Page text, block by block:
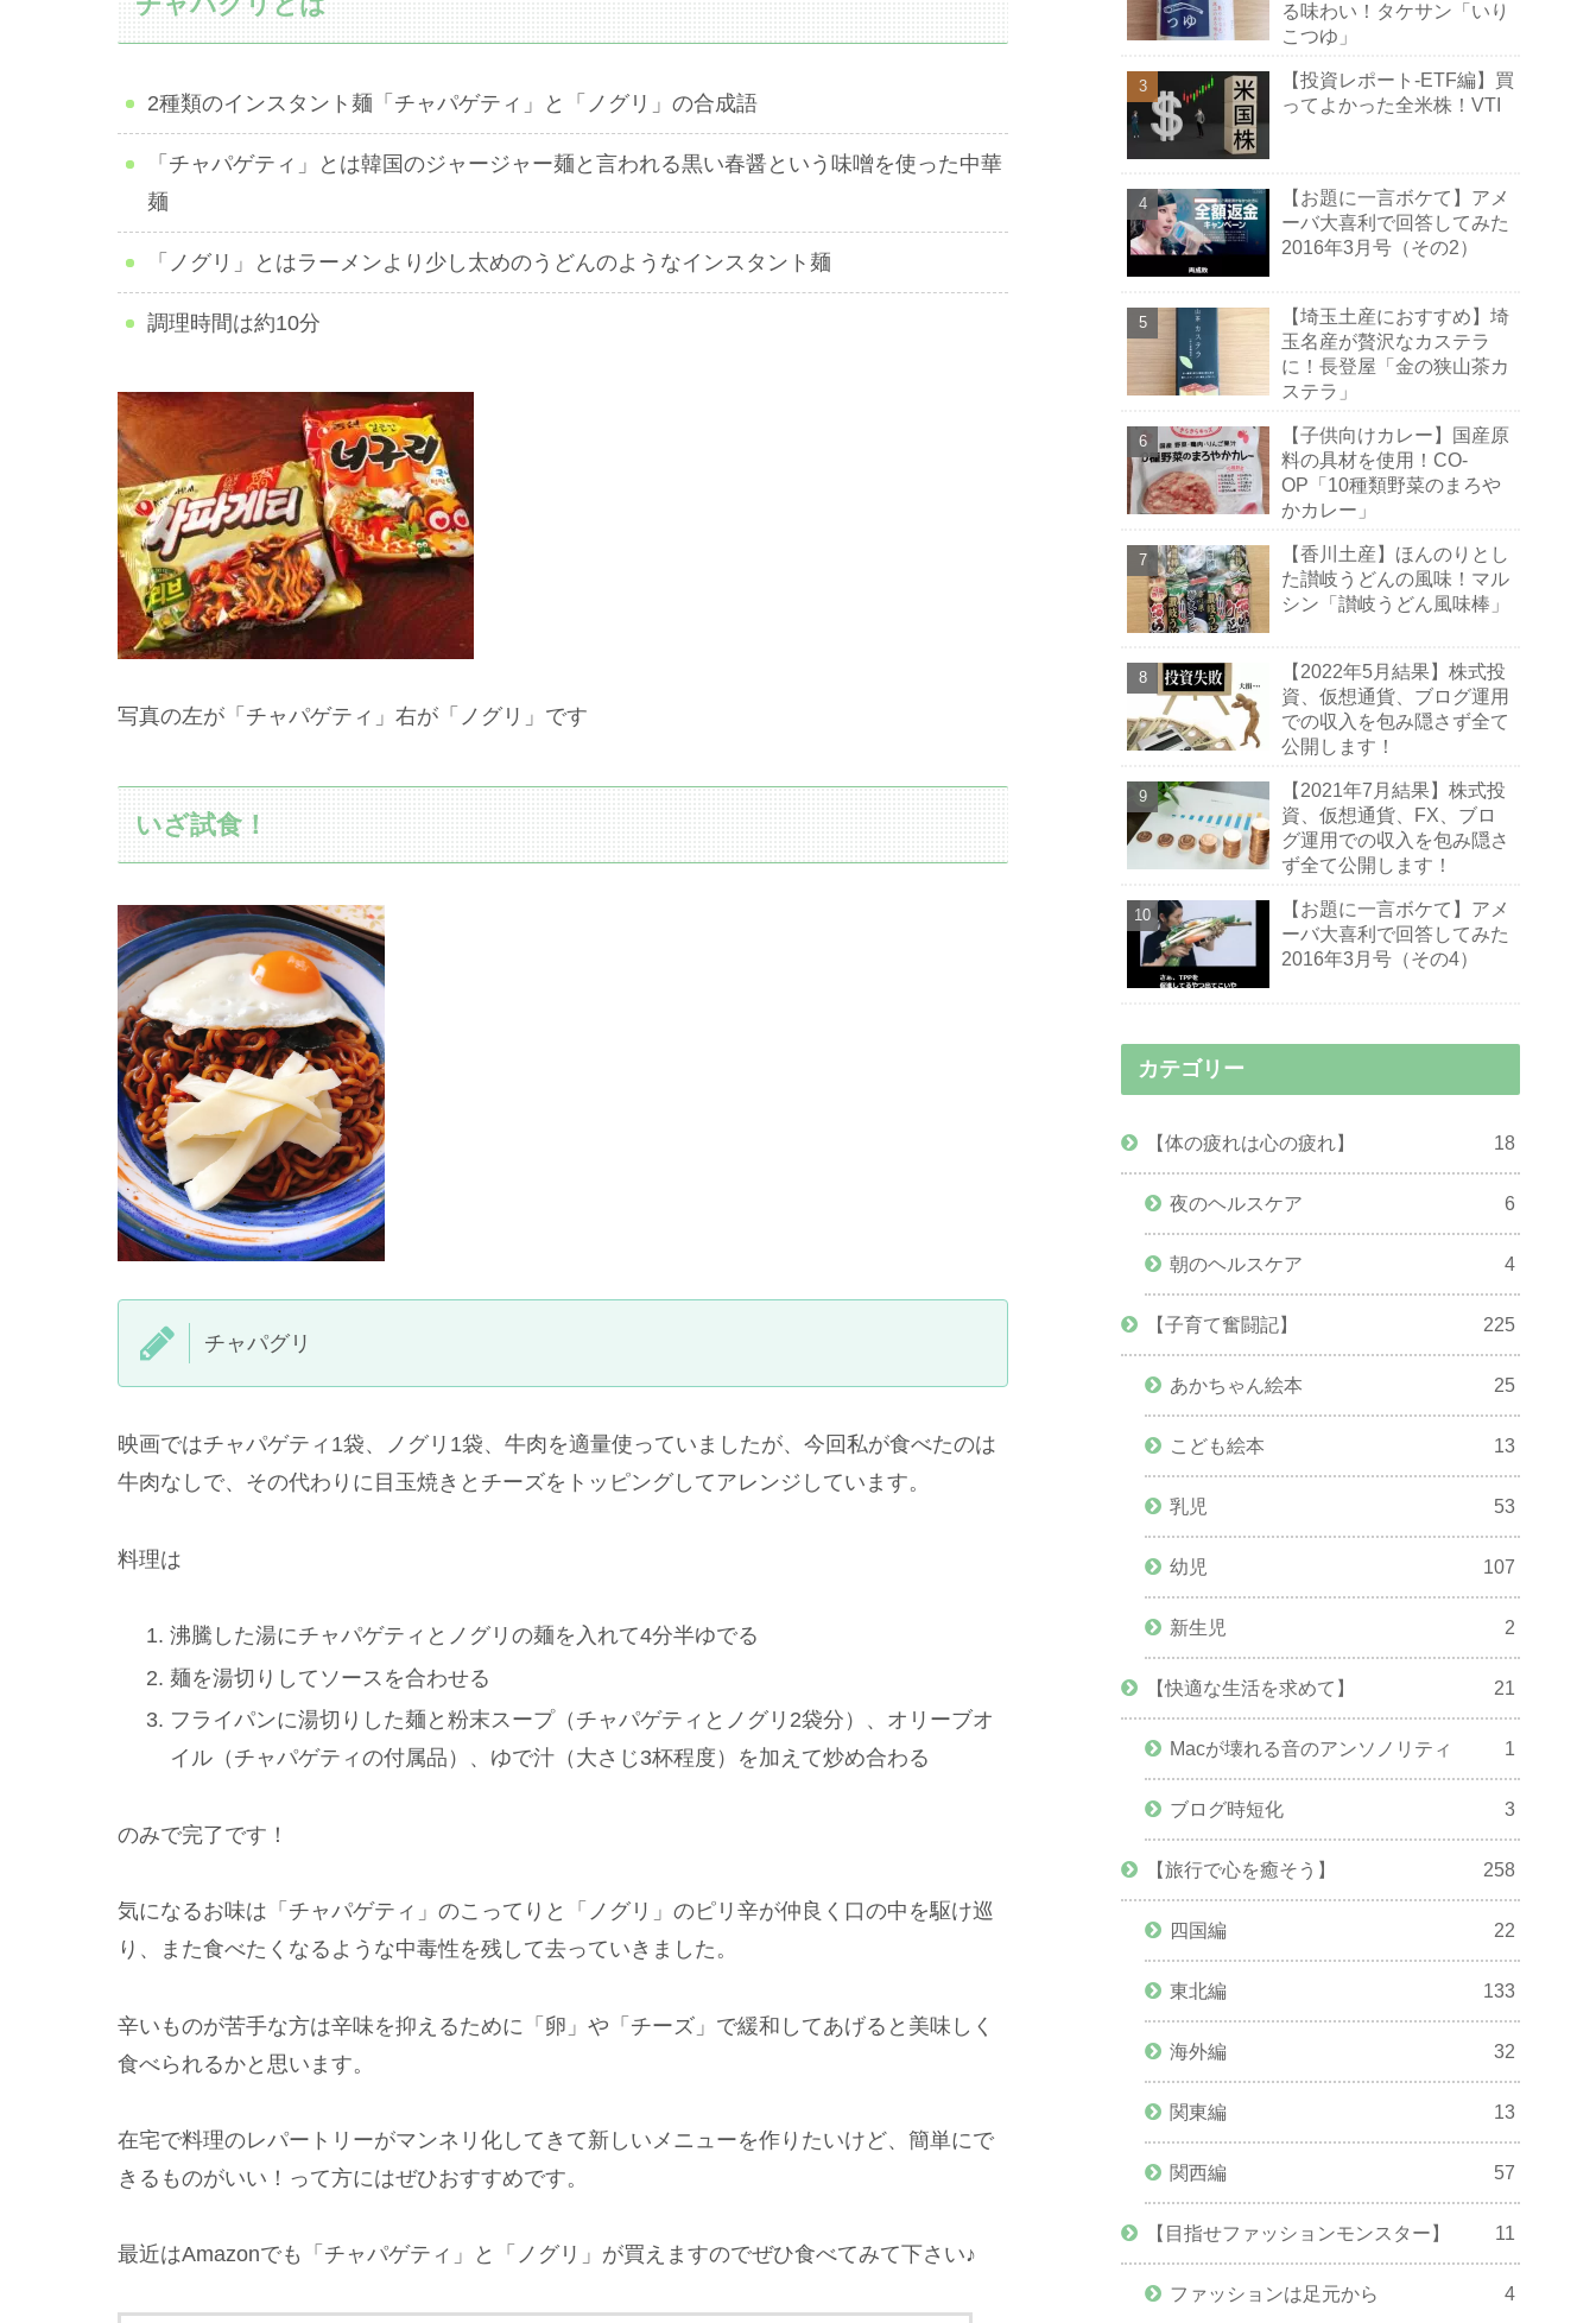
2種類のインスタント麺「チャパゲティ」と「ノグリ」の合成語
「チャパゲティ」とは韓国のジャージャー麺と言われる黒い春醤という味噌を使った中華
麺
「ノグリ」とはラーメンより少し太めのうどんのようなインスタント麺
調理時間は約10分
写真の左が「チャパゲティ」右が「ノグリ」です
いざ試食！
チャパグリ
映画ではチャパゲティ1袋、ノグリ1袋、牛肉を適量使っていましたが、今回私が食べたのは
牛肉なしで、その代わりに目玉焼きとチーズをトッピングしてアレンジしています。
料理は
沸騰した湯にチャパゲティとノグリの麺を入れて4分半ゆでる
麺を湯切りしてソースを合わせる
フライパンに湯切りした麺と粉末スープ（チャパゲティとノグリ2袋分）、オリーブオ
イル（チャパゲティの付属品）、ゆで汁（大さじ3杯程度）を加えて炒め合わる
のみで完了です！
気になるお味は「チャパゲティ」のこってりと「ノグリ」のピリ辛が仲良く口の中を駆け巡
り、また食べたくなるような中毒性を残して去っていきました。
辛いものが苦手な方は辛味を抑えるために「卵」や「チーズ」で緩和してあげると美味しく
食べられるかと思います。
在宅で料理のレパートリーがマンネリ化してきて新しいメニューを作りたいけど、簡単にで
きるものがいい！って方にはぜひおすすめです。
最近はAmazonでも「チャパゲティ」と「ノグリ」が買えますのでぜひ食べてみて下さい♪
る味わい！タケサン「いり
こつゆ」
【投資レポート-ETF編】買
ってよかった全米株！VTI
【お題に一言ボケて】アメ
ーバ大喜利で回答してみた
2016年3月号（その2）
【埼玉土産におすすめ】埼
玉名産が贅沢なカステラ
に！長登屋「金の狭山茶カ
ステラ」
【子供向けカレー】国産原
料の具材を使用！CO-
OP「10種類野菜のまろや
かカレー」
【香川土産】ほんのりとし
た讃岐うどんの風味！マル
シン「讃岐うどん風味棒」
【2022年5月結果】株式投
資、仮想通貨、ブログ運用
での収入を包み隠さず全て
公開します！
【2021年7月結果】株式投
資、仮想通貨、FX、ブロ
グ運用での収入を包み隠さ
ず全て公開します！
【お題に一言ボケて】アメ
ーバ大喜利で回答してみた
2016年3月号（その4）
カテゴリー
【体の疲れは心の疲れ】 18
夜のヘルスケア 6
朝のヘルスケア 4
【子育て奮闘記】 225
あかちゃん絵本 25
こども絵本 13
乳児 53
幼児 107
新生児 2
【快適な生活を求めて】 21
Macが壊れる音のアンソノリティ 1
ブログ時短化 3
【旅行で心を癒そう】 258
四国編 22
東北編 133
海外編 32
関東編 13
関西編 57
【目指せファッションモンスター】 11
ファッションは足元から 4